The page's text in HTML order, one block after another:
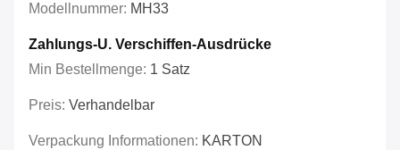
Modellnummer: MH33
Zahlungs-U. Verschiffen-Ausdrücke
Min Bestellmenge: 1 Satz
Preis: Verhandelbar
Verpackung Informationen: KARTON